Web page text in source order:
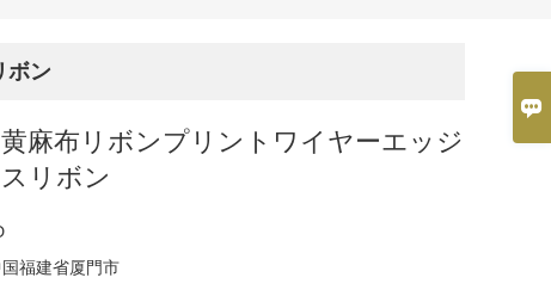

ボン
麻布リボンプリントワイヤーエッジ
リボン
福建省厦門市